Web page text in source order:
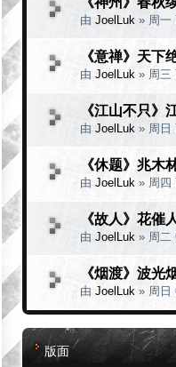
由 JoelLuk » 周一
《意禅》天下
由 JoelLuk » 周三
《江山不只
由 JoelLuk » 周日
《休题》兆木
由 JoelLuk » 周四
《故人》花催
由 JoelLuk » 周二
《烟渡》波光
由 JoelLuk » 周日
版面